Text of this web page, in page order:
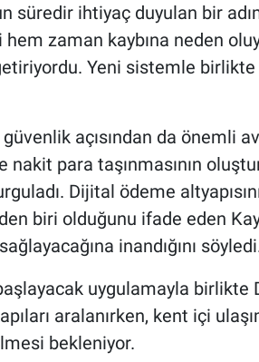
süredir ihtiyaç duyulan bir
hem zaman kaybına neden
Yeni sistemle birlikte
açısından da önemli
nakit para taşınmasının
Dijital ödeme
biri olduğunu ifade eden
inandığını
uygulamayla birlikte
aralanırken, kent içi
bekleniyor.